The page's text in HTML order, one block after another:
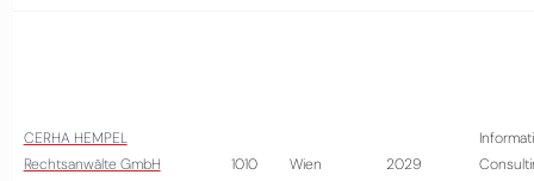
CERHA HEMPEL
Rechtsanwälte GmbH
1010 Wien 2029